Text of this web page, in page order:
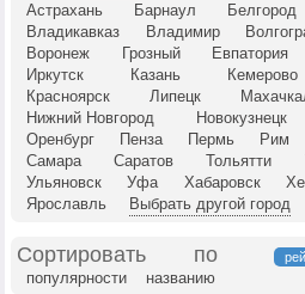
Астрахань
Барнаул Белгород
Владикавказ
Владимир
Воронеж
Грозный Евпатория
Иркутск
Казань Кемерово
Красноярск
Липецк
Нижний Новгород
Новокузнецк
Оренбург
Пенза Пермь Рим
Самара
Саратов Тольятти
Ульяновск
Уфа Хабаровск
Ярославль
Выбрать другой город
Сортировать по
популярности
названию